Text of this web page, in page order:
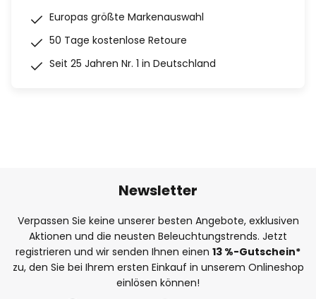
Europas größte Markenauswahl
50 Tage kostenlose Retoure
Seit 25 Jahren Nr. 1 in Deutschland
Newsletter
Verpassen Sie keine unserer besten Angebote, exklusiven
Aktionen und die neusten Beleuchtungstrends. Jetzt
registrieren und wir senden Ihnen einen 13 %-Gutschein*
zu, den Sie bei Ihrem ersten Einkauf in unserem Onlineshop
einlösen können!